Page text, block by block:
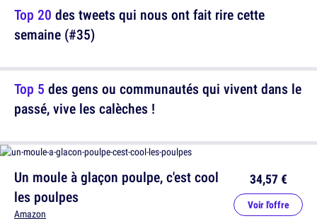
Top 5 des gens ou communautés qui vivent dans le
passé, vive les calèches !
Top 20 des tweets qui nous ont fait rire cette
semaine (#35)
Un moule à glaçon poulpe, c'est cool
les poulpes
Amazon
34,57 €
Voir l'offre